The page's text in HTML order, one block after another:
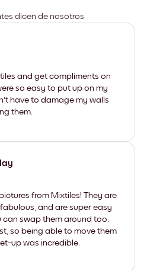
dicen de nosotros
and get compliments on
so easy to put up on my
have to damage my walls
them.
from Mixtiles! They are
and are super easy
swap them around too.
so being able to move them
up was incredible.